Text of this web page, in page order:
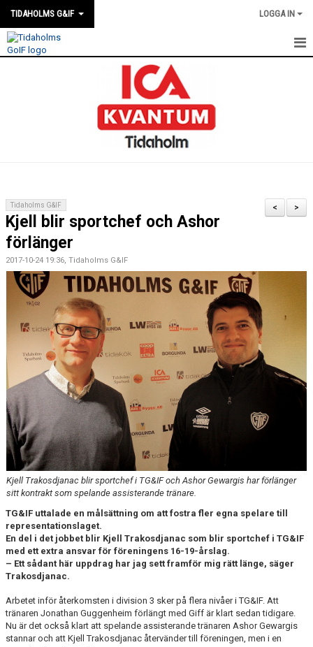
TIDAHOLMS G&IF LOGGA IN
FÖRENINGEN
SOUVENIRER
GAMLA GIFFS TORSDAGSTRÄFFAR
CUPER ARBETSBESKRIVNING
PLANSCHEMA
>
<
Tidaholms G&IF
Kjell blir sportchef och Ashor
förlänger
2017-10-24 19:36, Tidaholms G&IF
Kjell Trakosdjanac blir sportchef i TG&IF och Ashor Gewargis har förlänger
sitt kontrakt som spelande assisterande tränare.
TG&IF uttalade en målsättning om att fostra fler egna spelare till
representationslaget.
En del i det jobbet blir Kjell Trakosdjanac som blir sportchef i TG&IF
med ett extra ansvar för föreningens 16-19-årslag.
– Ett sådant här uppdrag har jag sett framför mig rätt länge, säger
Trakosdjanac.
Arbetet inför återkomsten i division 3 sker på flera nivåer i TG&IF. Att
tränaren Jonathan Guggenheim förlängt med Giff är klart sedan tidigare.
Nu är det också klart att spelande assisterande tränaren Ashor Gewargis
stannar och att Kjell Trakosdjanac återvänder till föreningen, men i en